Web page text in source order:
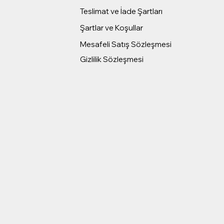
Teslimat ve İade Şartları
Şartlar ve Koşullar
Mesafeli Satış Sözleşmesi
Gizlilik Sözleşmesi